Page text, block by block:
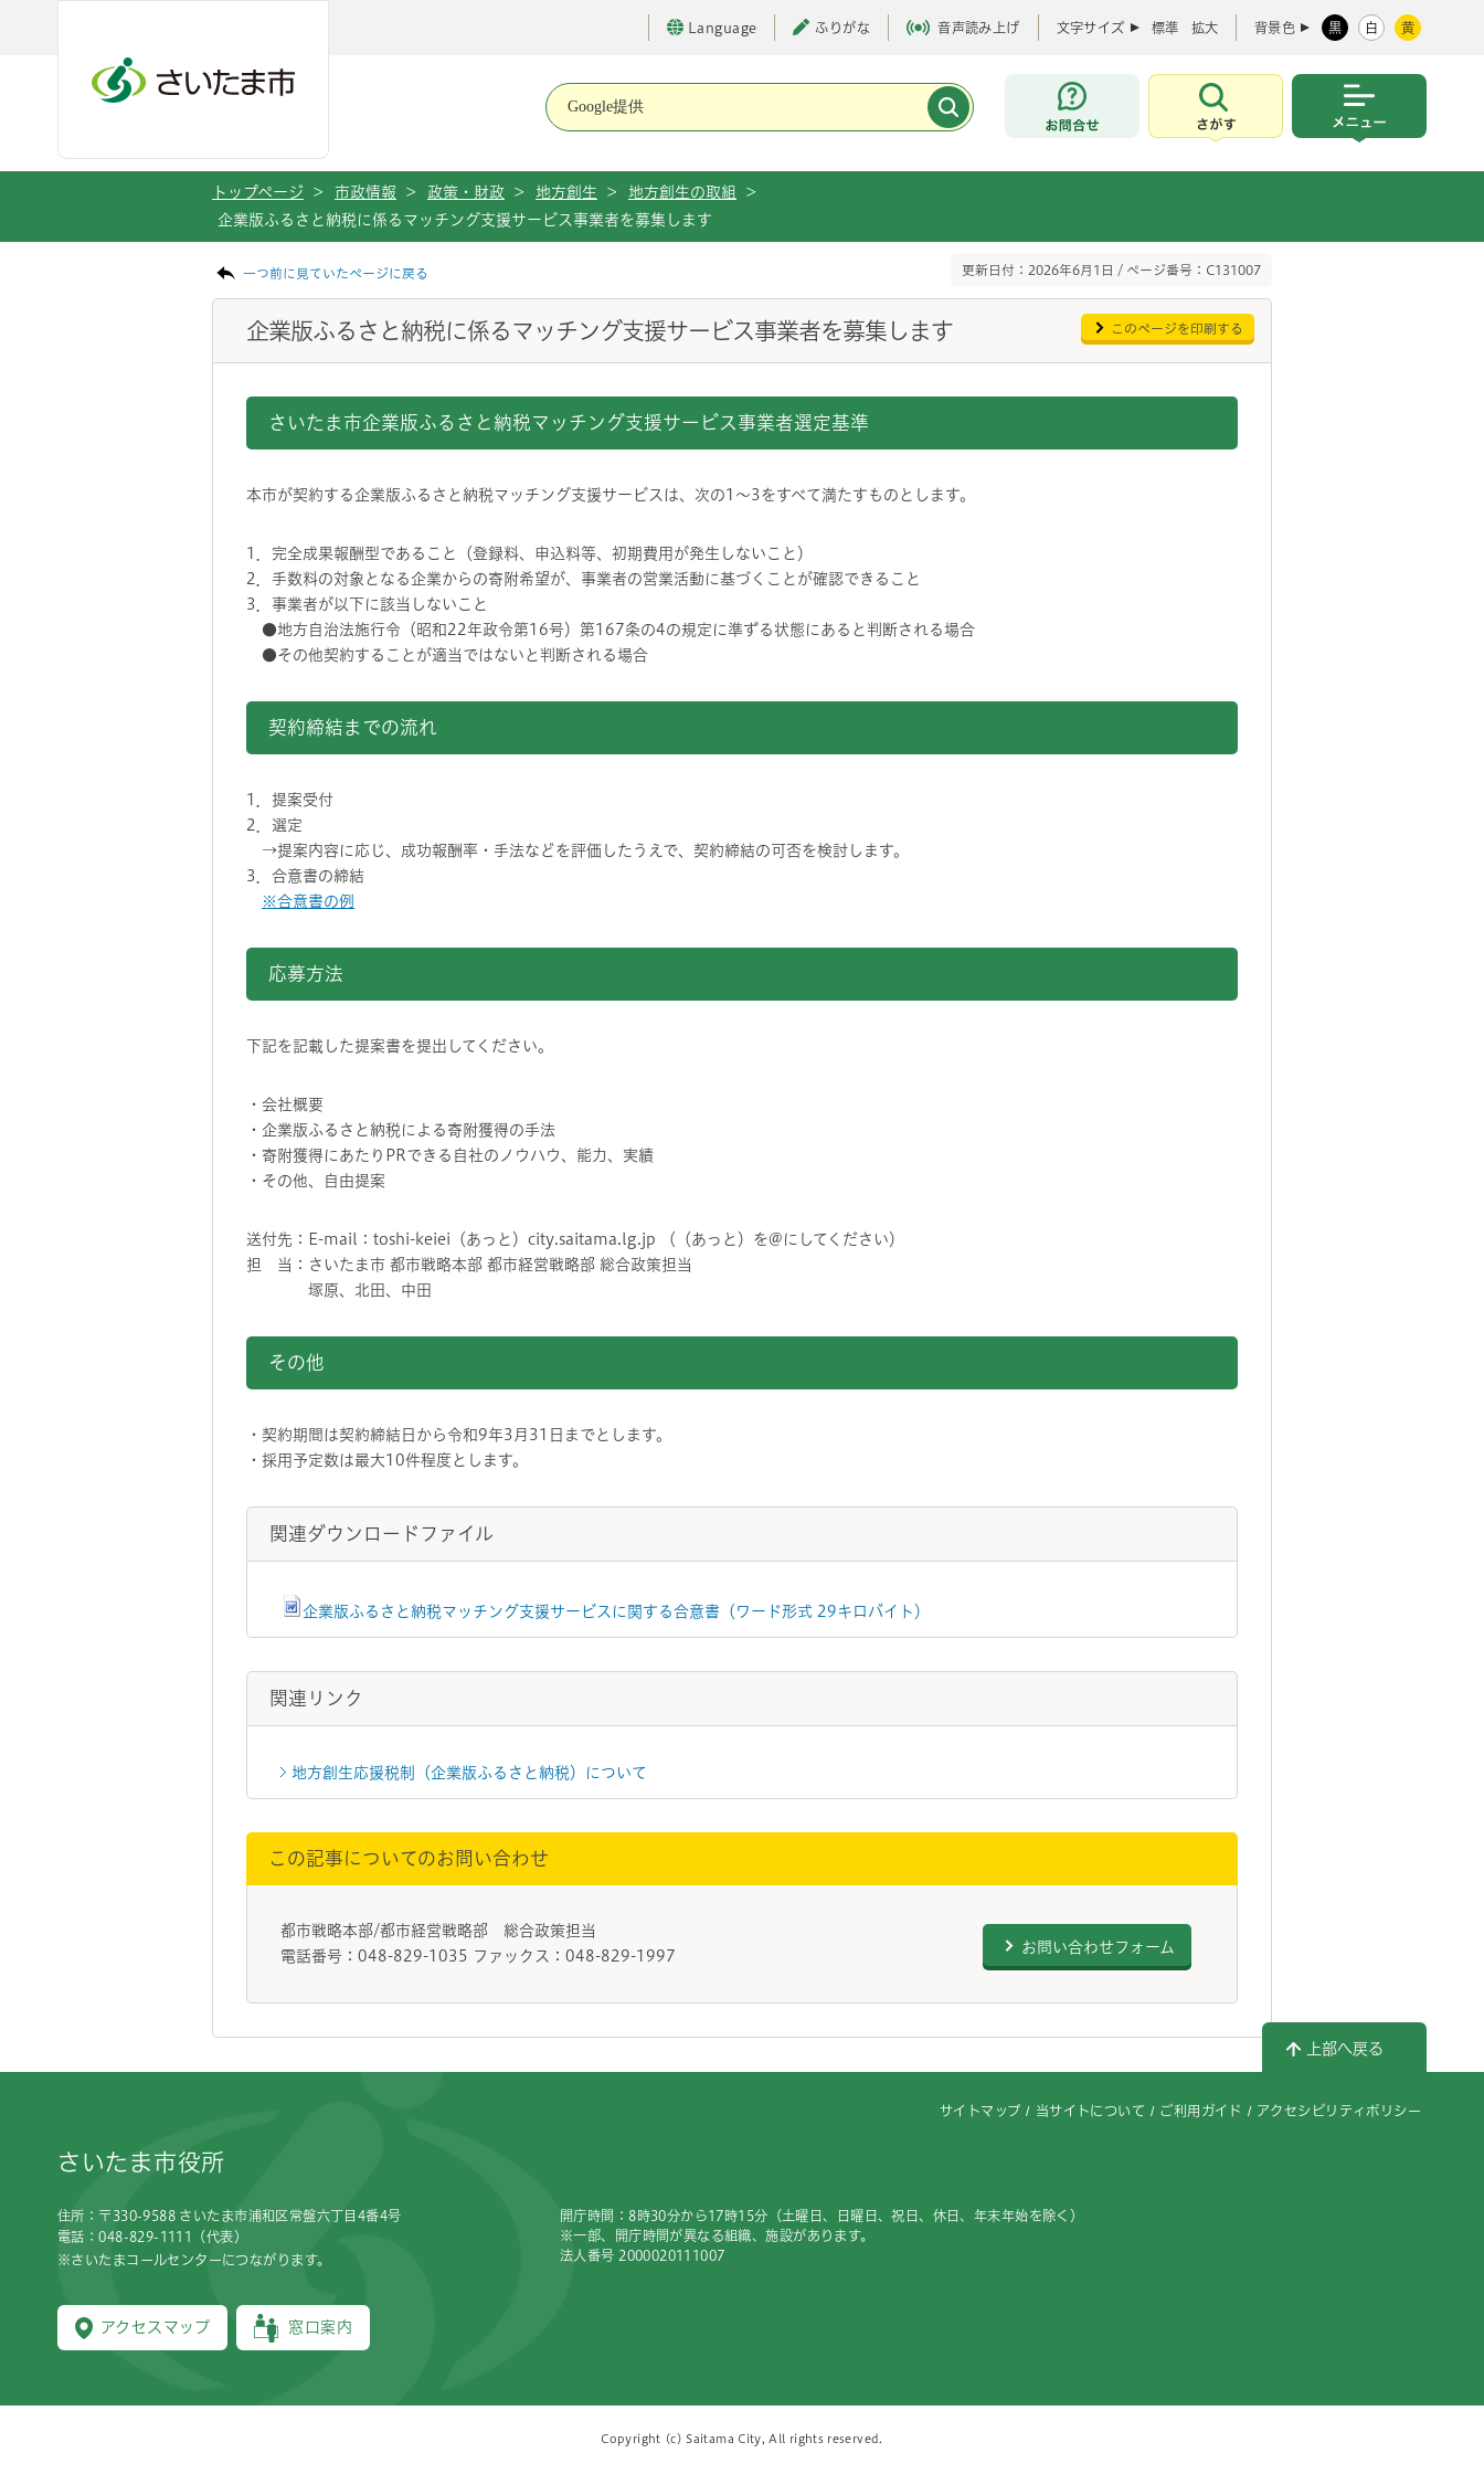
Language ふりがな 音声読み上げ 文字サイズ 標準 拡大 背景色 黒 白 黄
お問合せ
さがす
トップページ > 市政情報 > 政策・財政 > 地方創生 > 地方創生の取組
>
企業版ふるさと納税に係るマッチング支援サービス事業者を募集します
一つ前に見ていたページに戻る 更新日付：2026年6月1日 / ページ番号：C131007
企業版ふるさと納税に係るマッチング支援サービス事業者を募集します このページを印刷する
さいたま市企業版ふるさと納税マッチング支援サービス事業者選定基準
本市が契約する企業版ふるさと納税マッチング支援サービスは、次の1～3をすべて満たすものとします。
1．完全成果報酬型であること（登録料、申込料等、初期費用が発生しないこと）
2．手数料の対象となる企業からの寄附希望が、事業者の営業活動に基づくことが確認できること
3．事業者が以下に該当しないこと
●地方自治法施行令（昭和22年政令第16号）第167条の4の規定に準ずる状態にあると判断される場合
●その他契約することが適当ではないと判断される場合
契約締結までの流れ
1．提案受付
2．選定
→提案内容に応じ、成功報酬率・手法などを評価したうえで、契約締結の可否を検討します。
3．合意書の締結
※合意書の例
応募方法
下記を記載した提案書を提出してください。
・会社概要
・企業版ふるさと納税による寄附獲得の手法
・寄附獲得にあたりPRできる自社のノウハウ、能力、実績
・その他、自由提案
送付先：E-mail：toshi-keiei（あっと）city.saitama.lg.jp （（あっと）を@にしてください）
担 当：さいたま市 都市戦略本部 都市経営戦略部 総合政策担当
塚原、北田、中田
その他
・契約期間は契約締結日から令和9年3月31日までとします。
・採用予定数は最大10件程度とします。
関連ダウンロードファイル
企業版ふるさと納税マッチング支援サービスに関する合意書（ワード形式 29キロバイト）
関連リンク
地方創生応援税制（企業版ふるさと納税）について
この記事についてのお問い合わせ
都市戦略本部/都市経営戦略部 総合政策担当
電話番号：048-829-1035 ファックス：048-829-1997
お問い合わせフォーム
上部へ戻る
サイトマップ 当サイトについて ご利用ガイド アクセシビリティポリシー
さいたま市役所
住所：〒330-9588 さいたま市浦和区常盤六丁目4番4号
電話：048-829-1111（代表）
※さいたまコールセンターにつながります。
アクセスマップ 窓口案内
開庁時間：8時30分から17時15分（土曜日、日曜日、祝日、休日、年末年始を除く）
※一部、開庁時間が異なる組織、施設があります。
法人番号 2000020111007
Copyright (c) Saitama City, All rights reserved.